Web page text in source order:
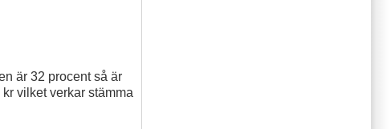
är 32 procent så är
vilket verkar stämma